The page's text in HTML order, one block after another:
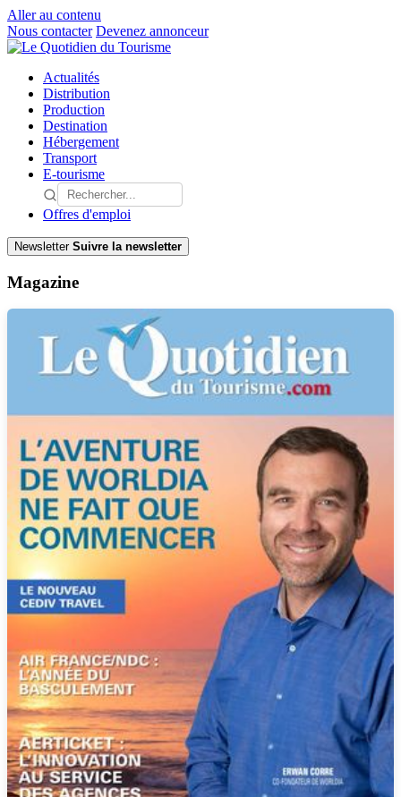
Aller au contenu
Nous contacter Devenez annonceur
Actualités
Distribution
Production
Destination
Hébergement
Transport
E-tourisme
Offres d'emploi
Newsletter Suivre la newsletter
Magazine